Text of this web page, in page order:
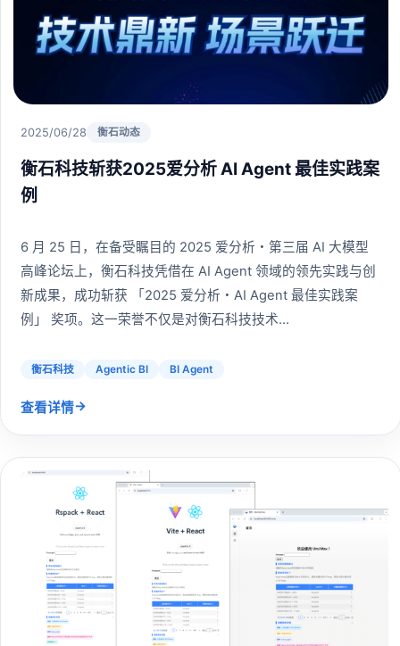
2025/06/28 衡石动态
衡石科技斩获2025爱分析 AI Agent 最佳实践案
例
6 月 25 日，在备受瞩目的 2025 爱分析・第三届 AI 大模型
高峰论坛上，衡石科技凭借在 AI Agent 领域的领先实践与创
新成果，成功斩获 「2025 爱分析・AI Agent 最佳实践案
例」 奖项。这一荣誉不仅是对衡石科技技术...
衡石科技 Agentic BI BI Agent
查看详情→